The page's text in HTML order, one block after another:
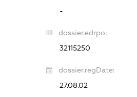
-
dossier.edrpo:
32115250
dossier.regDate:
27.08.02